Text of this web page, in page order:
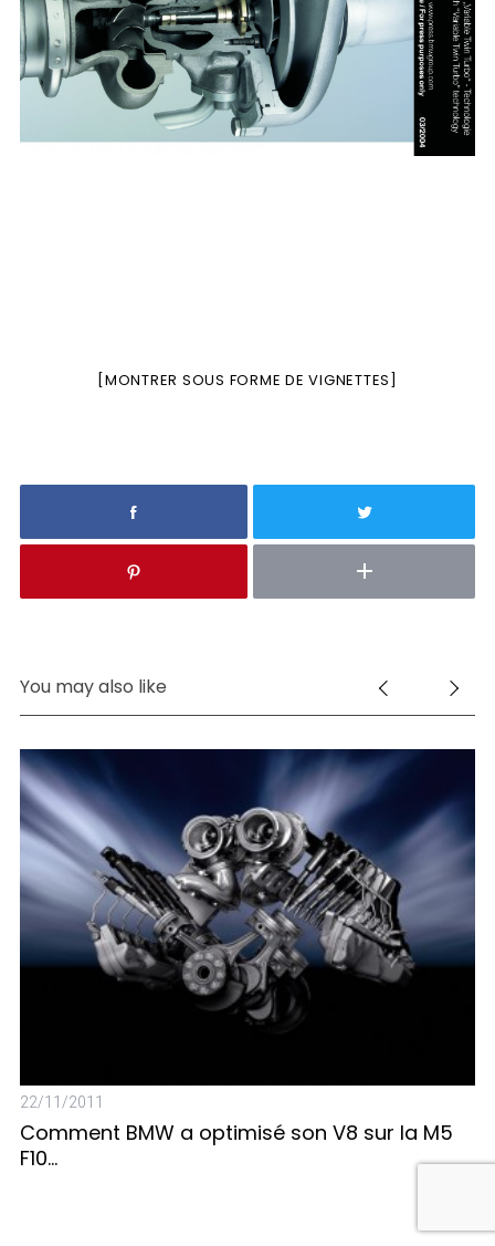
[MONTRER SOUS FORME DE VIGNETTES]
You may also like
22/11/2011
Comment BMW a optimisé son V8 sur la M5
F10…